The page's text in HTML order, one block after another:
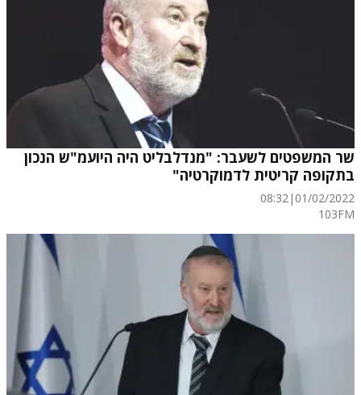
שר המשפטים לשעבר: "מנדלבליט היה היועמ"ש הנכון
בתקופה קריטית לדמוקרטיה"
01/02/2022
|
08:32
103FM